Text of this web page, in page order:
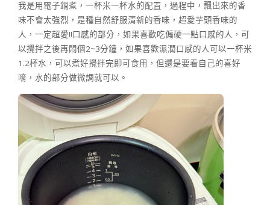
我是用電子鍋煮，一杯米一杯水的配置，過程中，飄出來的香
味不會太強烈，是種自然舒服清新的香味，超愛芋頭香味的
人，一定超愛!!口感的部分，如果喜歡吃偏硬一點口感的人，可
以攪拌之後再悶個2~3分鐘，如果喜歡濕潤口感的人可以一杯米
1.2杯水，可以煮好攪拌完即可食用，但還是要看自己的喜好
唷，水的部分做微調就可以。